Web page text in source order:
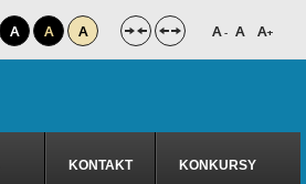
A A A A- A A+
KONTAKT KONKURSY